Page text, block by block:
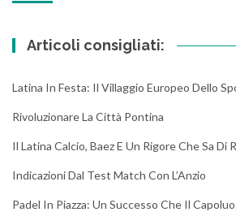
Articoli consigliati:
Latina In Festa: Il Villaggio Europeo Dello
Rivoluzionare La Città Pontina
Il Latina Calcio, Baez E Un Rigore Che Sa Di
Indicazioni Dal Test Match Con L’Anzio
Padel In Piazza: Un Successo Che Il